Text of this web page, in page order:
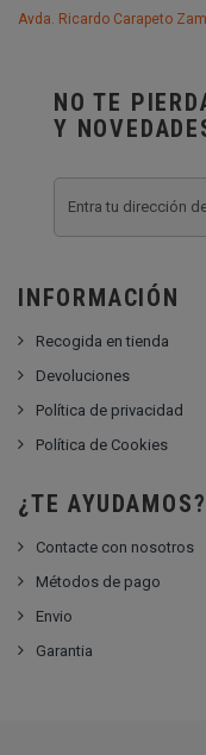
Avda. Ricardo Carapeto
NO TE
Y
INFORMACIÓN
Recogida en tienda
Devoluciones
Política de privacidad
Política de Cookies
¿TE AYUDAMOS?
Contacte con nosotros
Métodos de pago
Envio
Garantia